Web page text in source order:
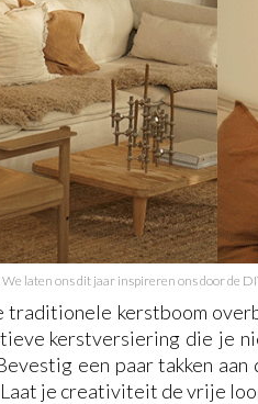
laten ons dit jaar inspireren ons door de
kerstboom
kerstversiering die je
een paar takken
je creativiteit de vrije